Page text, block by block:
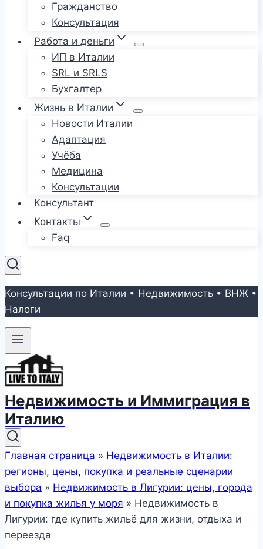
Гражданство
Консультация
Работа и деньги
ИП в Италии
SRL и SRLS
Бухгалтер
Жизнь в Италии
Новости Италии
Адаптация
Учёба
Медицина
Консультации
Консультант
Контакты
Faq
Консультации по Италии • Недвижимость • ВНЖ •
Налоги
Недвижимость и Иммиграция в
Италию
Главная страница » Недвижимость в Италии:
регионы, цены, покупка и реальные сценарии
выбора » Недвижимость в Лигурии: цены, города
и покупка жилья у моря » Недвижимость в
Лигурии: где купить жильё для жизни, отдыха и
переезда